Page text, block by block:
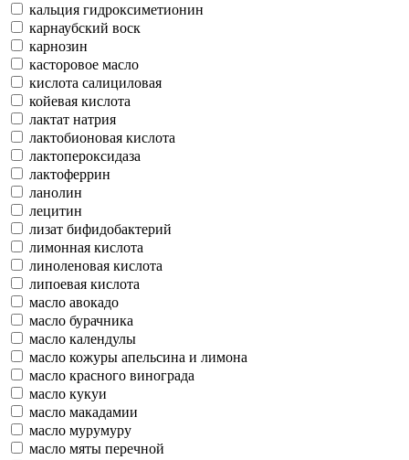
кальция гидроксиметионин
карнаубский воск
карнозин
касторовое масло
кислота салициловая
койевая кислота
лактат натрия
лактобионовая кислота
лактопероксидаза
лактоферрин
ланолин
лецитин
лизат бифидобактерий
лимонная кислота
линоленовая кислота
липоевая кислота
масло авокадо
масло бурачника
масло календулы
масло кожуры апельсина и лимона
масло красного винограда
масло кукуи
масло макадамии
масло мурумуру
масло мяты перечной